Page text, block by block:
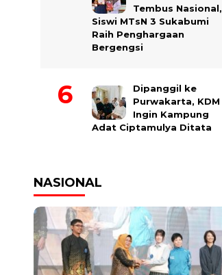
Tembus Nasional,
Siswi MTsN 3 Sukabumi
Raih Penghargaan
Bergengsi
Dipanggil ke
Purwakarta, KDM
Ingin Kampung
Adat Ciptamulya Ditata
NASIONAL